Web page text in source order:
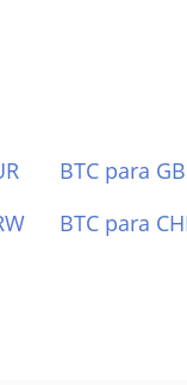
BTC para
BTC para